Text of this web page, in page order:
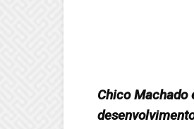
Chico Machado